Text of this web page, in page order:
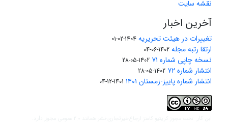
نقشه سایت
آخرین اخبار
تغییرات در هیئت تحریریه 1404-02-01
ارتقا رتبه مجله 1402-06-04
نسخه چاپی شماره ۷۱ 1402-05-28
انتشار شماره ۷۲ 1402-05-28
انتشار شماره پاییز-زمستان ۱۴۰۱ 1401-12-04